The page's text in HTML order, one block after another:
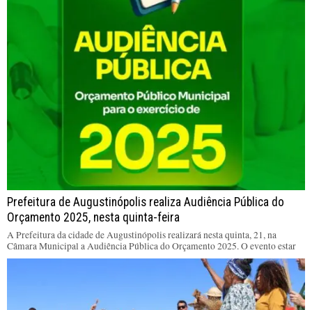
Prefeitura de Augustinópolis realiza Audiência Pública do
Orçamento 2025, nesta quinta-feira
A Prefeitura da cidade de Augustinópolis realizará nesta quinta, 21, na
Câmara Municipal a Audiência Pública do Orçamento 2025. O evento estar